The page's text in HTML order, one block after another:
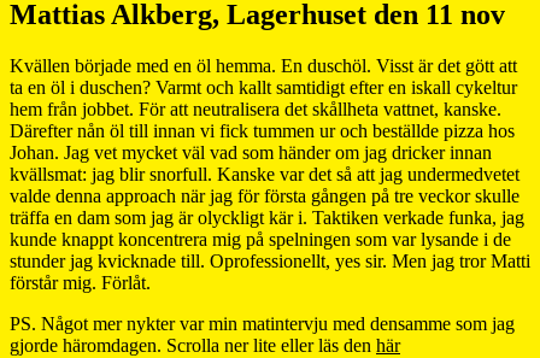
Mattias Alkberg, Lagerhuset den 11 nov
Kvällen började med en öl hemma. En duschöl. Visst är det gött att
ta en öl i duschen? Varmt och kallt samtidigt efter en iskall cykeltur
hem från jobbet. För att neutralisera det skållheta vattnet, kanske.
Därefter nån öl till innan vi fick tummen ur och beställde pizza hos
Johan. Jag vet mycket väl vad som händer om jag dricker innan
kvällsmat: jag blir snorfull. Kanske var det så att jag undermedvetet
valde denna approach när jag för första gången på tre veckor skulle
träffa en dam som jag är olyckligt kär i. Taktiken verkade funka, jag
kunde knappt koncentrera mig på spelningen som var lysande i de
stunder jag kvicknade till. Oprofessionellt, yes sir. Men jag tror Matti
förstår mig. Förlåt.
PS. Något mer nykter var min matintervju med densamme som jag
gjorde häromdagen. Scrolla ner lite eller läs den här